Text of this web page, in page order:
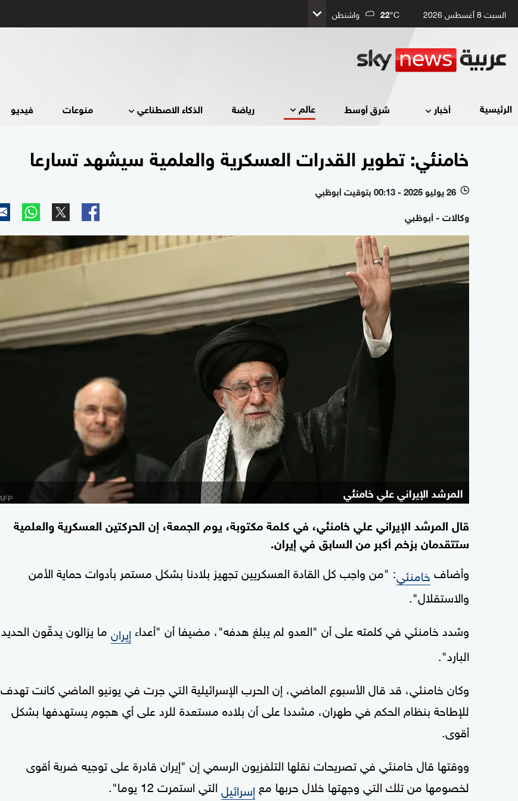
السبت 8 أغسطس 2026 22°C واشنطن
الرئيسية أخبار شرق أوسط عالم رياضة الذكاء الاصطناعي منوعات فيديو
خامنئي: تطوير القدرات العسكرية والعلمية سيشهد تسارعا
l 26 يوليو 2025 - 00:13 بتوقيت أبوظبي
وكالات - أبوظبي
المرشد الإيراني علي خامنئي
قال المرشد الإيراني علي خامنئي، في كلمة مكتوبة، يوم الجمعة، إن الحركتين العسكرية والعلمية
ستتقدمان بزخم أكبر من السابق في إيران.
وأضاف خامنئي: "من واجب كل القادة العسكريين تجهيز بلادنا بشكل مستمر بأدوات حماية الأمن
والاستقلال".
وشدد خامنئي في كلمته على أن "العدو لم يبلغ هدفه"، مضيفا أن "أعداء إيران ما يزالون يدقّون الحديد
البارد".
وكان خامنئي، قد قال الأسبوع الماضي، إن الحرب الإسرائيلية التي جرت في يونيو الماضي كانت تهدف
للإطاحة بنظام الحكم في طهران، مشددا على أن بلاده مستعدة للرد على أي هجوم يستهدفها بشكل
أقوى.
ووقتها قال خامنئي في تصريحات نقلها التلفزيون الرسمي إن "إيران قادرة على توجيه ضربة أقوى
لخصومها من تلك التي وجهتها خلال حربها مع إسرائيل التي استمرت 12 يوما".